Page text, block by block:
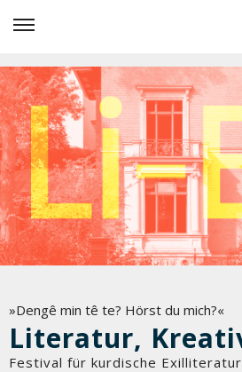
»Dengê min tê te? Hörst du mich?«
Festival für kurdische Exilliteratur